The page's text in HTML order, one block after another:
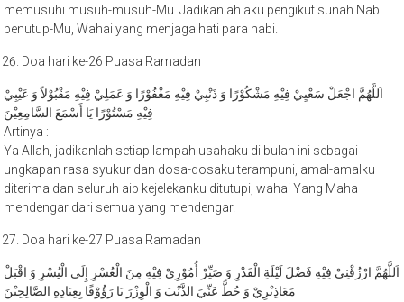
penutup-Mu, Wahai yang menjaga hati para nabi.
فِيْهِ مَسْتُوْرًا يَا أَسْمَعَ السَّامِعِيْنَ
Artinya :
Ya Allah, jadikanlah setiap lampah usahaku di bulan ini sebagai
ungkapan rasa syukur dan dosa-dosaku terampuni, amal-amalku
diterima dan seluruh aib kejelekanku ditutupi, wahai Yang Maha
mendengar dari semua yang mendengar.
مَعَاذِيْرِيْ وَ حُطَّ عَنِّيَ الذَّنْبَ وَ الْوِزْرَ يَا رَؤُوْفًا بِعِبَادِهِ الصَّالِحِيْنَ
Artinya :